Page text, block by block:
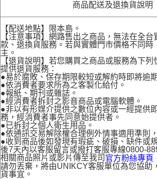
商品配送及退換貨說明
【配送地點】限本島。
【注意事項】網路售出之商品，無法在全台
款、退換貨服務。若與實體門市價格不同時
主。
【退貨說明】若您購買之商品或服務為下
提供退貨服務：
●易於腐敗、保存期限較短或解約時即將逾
●依消費者要求所為之客製化給付。
●報紙、期刊或雜誌。
●經消費者拆封之影音商品或電腦軟體。
●非以有形媒介提供之數位內容或一經提供
務，經消費者事先同意始提供者。
●已拆封之個人衛生用品。
●依通訊交易解除權合理例外情事適用準則
●收到商品後如發現有瑕疵、破損、缺件或
後7天內以客服留言或撥打客服專線0800-
相關商品照片或影片傳至我司 官方粉絲專頁
請勿丟棄，將由UNIKCY客服單位為您協助
貨事宜。